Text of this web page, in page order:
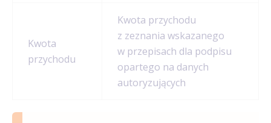
Kwota
przychodu
Kwota przychodu
z zeznania wskazanego
w przepisach dla podpisu
opartego na danych
autoryzujących